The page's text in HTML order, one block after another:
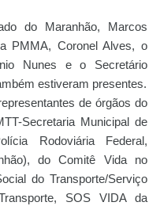
do Maranhão, Marcos
PMMA, Coronel Alves, o
Nunes e o Secretário
estiveram presentes.
de órgãos do
Secretaria Municipal de
Rodoviária Federal,
do Comitê Vida no
do Transporte/Serviço
SOS VIDA da